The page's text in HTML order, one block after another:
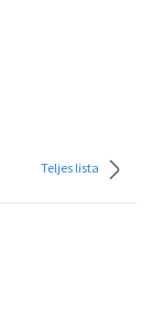
Teljes lista